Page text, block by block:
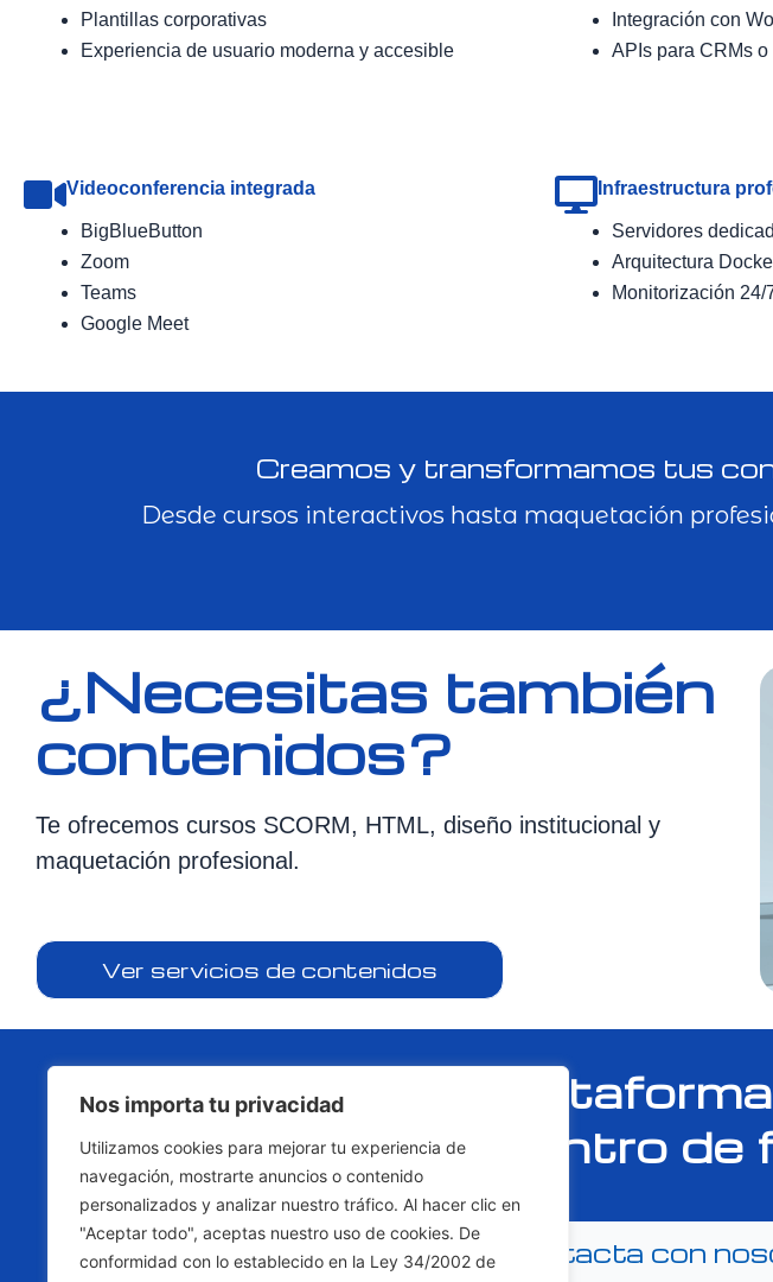
Nos importa tu privacidad
Utilizamos cookies para mejorar tu experiencia de
navegación, mostrarte anuncios o contenido
personalizados y analizar nuestro tráfico. Al hacer clic en
"Aceptar todo", aceptas nuestro uso de cookies. De
conformidad con lo establecido en la Ley 34/2002 de
Plantillas corporativas
Experiencia de usuario moderna y accesible
Integración con
APIs para CRMs
Videoconferencia integrada
BigBlueButton
Zoom
Teams
Google Meet
Infraestructura
Servidores
Arquitectura
Monitorización 24/
Creamos y transformamos tus
Desde cursos interactivos hasta maquetación
¿Necesitas también
contenidos?
Te ofrecemos cursos SCORM, HTML, diseño institucional y
maquetación profesional.
Ver servicios de contenidos
¿Necesitas una
para tu centro de
Contacta con